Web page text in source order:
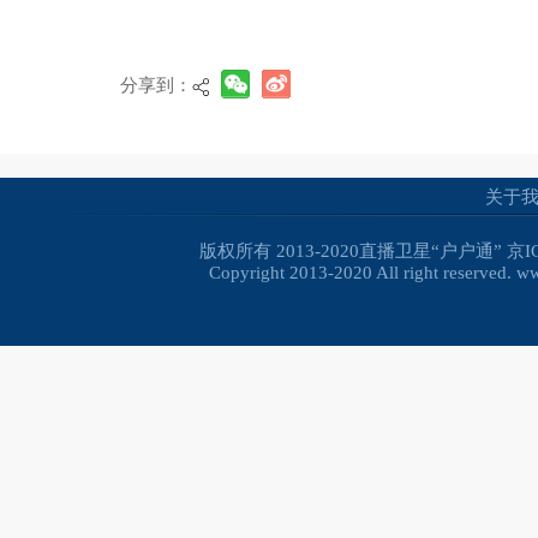
分享到：
关于
版权所有 2013-2020直播卫星“户户通” 京
Copyright 2013-2020 All right reserved.